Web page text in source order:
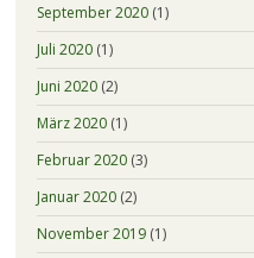
September 2020(1)
Juli 2020(1)
Juni 2020(2)
März 2020(1)
Februar 2020(3)
Januar 2020(2)
November 2019(1)